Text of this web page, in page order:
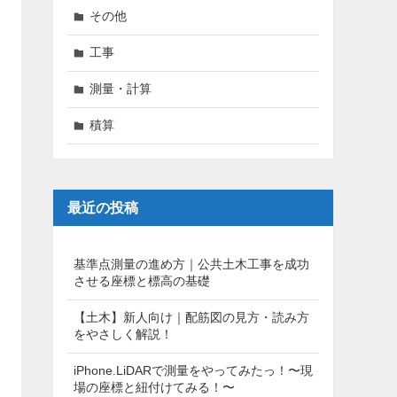
その他
工事
測量・計算
積算
最近の投稿
基準点測量の進め方｜公共土木工事を成功
させる座標と標高の基礎
【土木】新人向け｜配筋図の見方・読み方
をやさしく解説！
iPhone.LiDARで測量をやってみたっ！〜現
場の座標と紐付けてみる！〜